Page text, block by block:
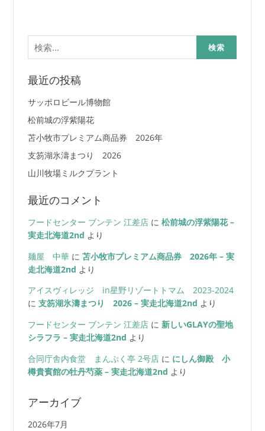
検
索:
最近の投稿
サッポロビール博物館
松前城の浮紫陽花
苫小牧市プレミアム商品券 2026年
支笏湖氷濤まつり 2026
山川牧場ミルクプラント
最近のコメント
フードセンター ブンテン 江差店に 松前城の浮紫陽花 –
実走北海道2nd より
麺屋 中華に 苫小牧市プレミアム商品券 2026年 – 実
走北海道2nd より
アイスヴィレッジ in星野リゾートトマム 2023-2024
に 支笏湖氷濤まつり 2026 – 実走北海道2nd より
フードセンター ブンテン 江差店に 新しいGLAYの聖地
シラフラ – 実走北海道2nd より
合同庁舎内食堂 まんぷく亭 2号店に にしん御殿 小
樽貴賓館の牡丹芍薬 – 実走北海道2nd より
アーカイブ
2026年7月